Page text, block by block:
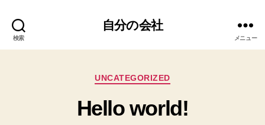
検索
自分の会社
メニュー
カ
ゴ
リ
UNCATEGORIZED
Hello world!